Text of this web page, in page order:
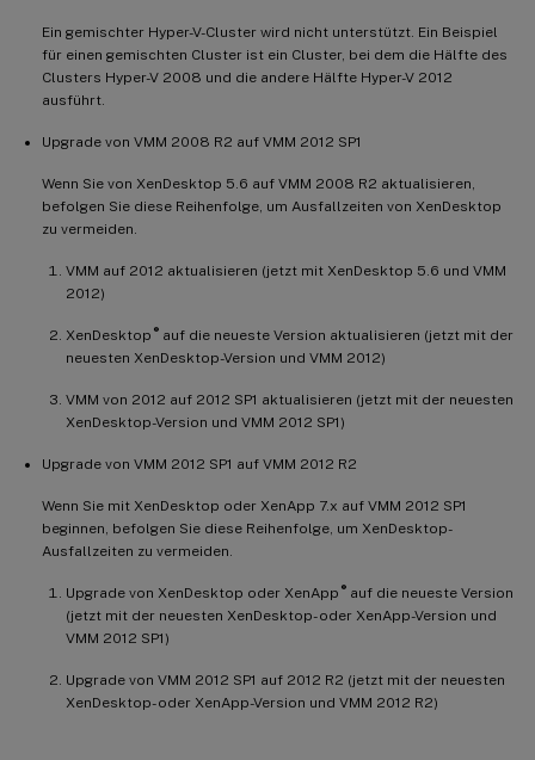
Ein gemischter Hyper-V-Cluster wird nicht unterstützt. Ein Beispiel
für einen gemischten Cluster ist ein Cluster, bei dem die Hälfte des
Clusters Hyper-V 2008 und die andere Hälfte Hyper-V 2012
ausführt.
Upgrade von VMM 2008 R2 auf VMM 2012 SP1
Wenn Sie von XenDesktop 5.6 auf VMM 2008 R2 aktualisieren,
befolgen Sie diese Reihenfolge, um Ausfallzeiten von XenDesktop
zu vermeiden.
VMM auf 2012 aktualisieren (jetzt mit XenDesktop 5.6 und VMM
2012)
XenDesktop ®auf die neueste Version aktualisieren (jetzt mit der
neuesten XenDesktop-Version und VMM 2012)
VMM von 2012 auf 2012 SP1 aktualisieren (jetzt mit der neuesten
XenDesktop-Version und VMM 2012 SP1)
Upgrade von VMM 2012 SP1 auf VMM 2012 R2
Wenn Sie mit XenDesktop oder XenApp 7.x auf VMM 2012 SP1
beginnen, befolgen Sie diese Reihenfolge, um XenDesktop-
Ausfallzeiten zu vermeiden.
Upgrade von XenDesktop oder XenApp ®auf die neueste Version
(jetzt mit der neuesten XenDesktop- oder XenApp-Version und
VMM 2012 SP1)
Upgrade von VMM 2012 SP1 auf 2012 R2 (jetzt mit der neuesten
XenDesktop- oder XenApp-Version und VMM 2012 R2)